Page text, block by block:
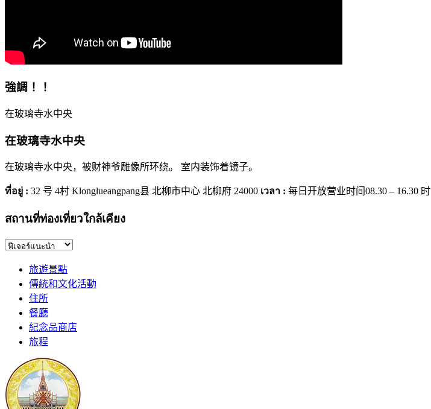
強調 ！！
在玻璃寺水中央
在玻璃寺水中央
在玻璃寺水中央，被财神爷雕像所环绕。 室内装饰着镜子。
ที่อยู่ : 32 号 4村 Klonglueangpang县 北柳市中心 北柳府 24000 เวลา : 每日开放营业时间08.30 – 16.30 时
สถานที่ท่องเที่ยวใกล้เคียง
旅遊景點
傳統和文化活動
住所
餐廳
紀念品商店
旅程